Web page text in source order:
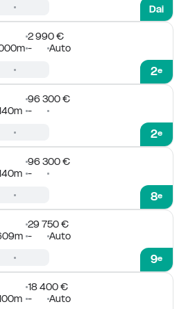
Dai
2 990 €
- Auto
2e
96 300 €
-
2e
96 300 €
-
8e
29 750 €
- Auto
9e
18 400 €
- Auto